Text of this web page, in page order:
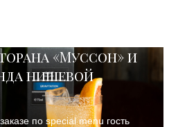
«Муссон» и
нишевой
по special menu гость